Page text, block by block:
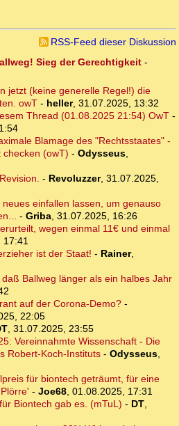
RSS-Feed dieser Diskussion
Sieg der Gerechtigkeit-
jetzt (keine generelle Regel!) die
owT - heller, 31.07.2025, 13:32
Thread (01.08.2025 21:54) OwT-
Blamage des "Rechtsstaates" -
checken (owT) - Odysseus,
- Revoluzzer, 31.07.2025,
einfallen lassen, um genauso
- Griba, 31.07.2025, 16:26
wegen einmal 11€ und einmal
17:41
ist der Staat! - Rainer,
Ballweg länger als ein halbes Jahr
auf der Corona-Demo?-
22:05
, 31.07.2025, 23:55
Vereinnahmte Wissenschaft - Die
Robert-Koch-Instituts - Odysseus,
für biontech geträumt, für eine
- Joe68, 01.08.2025, 17:31
Biontech gab es. (mTuL) - DT,